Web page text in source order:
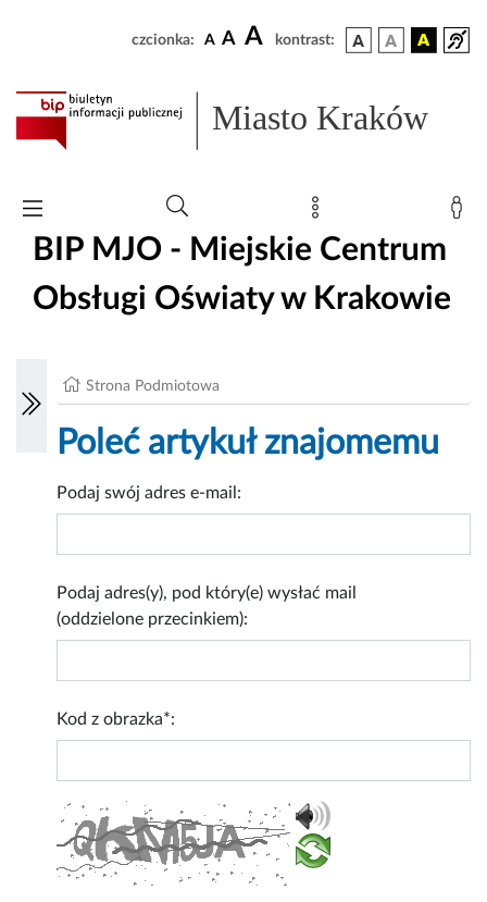
czcionka: A A A kontrast:
Miasto Kraków
BIP MJO - Miejskie Centrum
Obsługi Oświaty w Krakowie
Strona Podmiotowa
Poleć artykuł znajomemu
Podaj swój adres e-mail:
Podaj adres(y), pod który(e) wysłać mail
(oddzielone przecinkiem):
Kod z obrazka*: